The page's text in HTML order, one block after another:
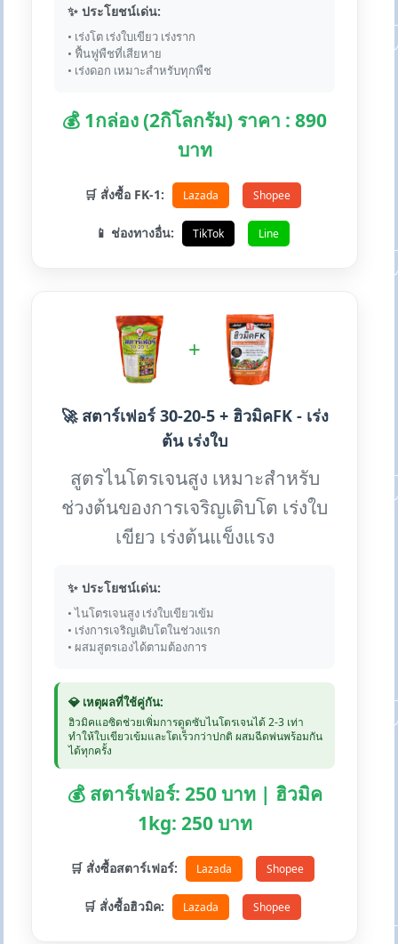
✨ ประโยชน์เด่น:
• เร่งโต เร่งใบเขียว เร่งราก
• ฟื้นฟูพืชที่เสียหาย
• เร่งดอก เหมาะสำหรับทุกพืช
💰 1กล่อง (2กิโลกรัม) ราคา : 890
บาท
🛒 สั่งซื้อ FK-1: Lazada Shopee
📱 ช่องทางอื่น: TikTok Line
+
🚀 สตาร์เฟอร์ 30-20-5 + ฮิวมิคFK - เร่ง
ต้น เร่งใบ
สูตรไนโตรเจนสูง เหมาะสำหรับ
ช่วงต้นของการเจริญเติบโต เร่งใบ
เขียว เร่งต้นแข็งแรง
✨ ประโยชน์เด่น:
• ไนโตรเจนสูง เร่งใบเขียวเข้ม
• เร่งการเจริญเติบโตในช่วงแรก
• ผสมสูตรเองได้ตามต้องการ
💎 เหตุผลที่ใช้คู่กัน:
ฮิวมิคแอซิดช่วยเพิ่มการดูดซับไนโตรเจนได้ 2-3 เท่า
ทำให้ใบเขียวเข้มและโตเร็วกว่าปกติ ผสมฉีดพ่นพร้อมกัน
ได้ทุกครั้ง
💰 สตาร์เฟอร์: 250 บาท | ฮิวมิค
1kg: 250 บาท
🛒 สั่งซื้อสตาร์เฟอร์: Lazada Shopee
🛒 สั่งซื้อฮิวมิค: Lazada Shopee